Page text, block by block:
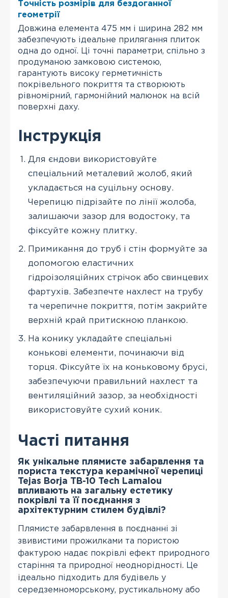
Точність розмірів для бездоганної
геометрії
Довжина елемента 475 мм і ширина 282 мм
забезпечують ідеальне прилягання плиток
одна до одної. Ці точні параметри, спільно з
продуманою замковою системою,
гарантують високу герметичність
покрівельного покриття та створюють
рівномірний, гармонійний малюнок на всій
поверхні даху.
Інструкція
Для єндови використовуйте
спеціальний металевий жолоб, який
укладається на суцільну основу.
Черепицю підрізайте по лінії жолоба,
залишаючи зазор для водостоку, та
фіксуйте кожну плитку.
Примикання до труб і стін формуйте за
допомогою еластичних
гідроізоляційних стрічок або свинцевих
фартухів. Забезпечте нахлест на трубу
та черепичне покриття, потім закрийте
верхній край притискною планкою.
На конику укладайте спеціальні
конькові елементи, починаючи від
торця. Фіксуйте їх на коньковому брусі,
забезпечуючи правильний нахлест та
вентиляційний зазор, за необхідності
використовуйте сухий коник.
Часті питання
Як унікальне плямисте забарвлення та
пориста текстура керамічної черепиці
Tejas Borja TB-10 Tech Lamalou
впливають на загальну естетику
покрівлі та її поєднання з
архітектурним стилем будівлі?
Плямисте забарвлення в поєднанні зі
звивистими прожилками та пористою
фактурою надає покрівлі ефект природного
старіння та природної неоднорідності. Це
ідеально підходить для будівель у
середземноморському, рустикальному або